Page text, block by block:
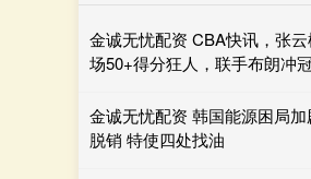
金诚无忧配资 CBA快讯，张
场50+得分狂人，联手布朗冲
金诚无忧配资 韩国能源困局
脱销 特使四处找油